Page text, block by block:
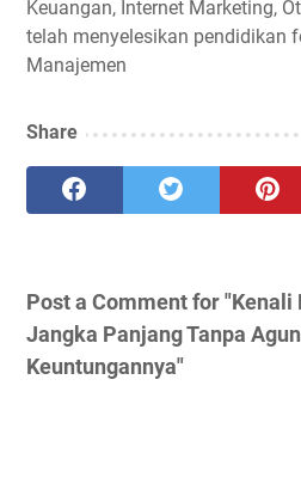
Keuangan, Internet Marketing,
telah menyelesikan pendidikan
Manajemen
Share
Post a Comment for
Jangka Panjang Tanpa
Keuntungannya"